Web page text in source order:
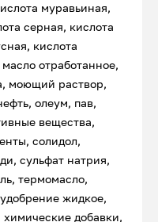
муравьиная,
серная, кислота
кислота
отработанное,
моющий раствор,
олеум, пав,
вещества,
солидол,
сульфат натрия,
термомасло,
жидкое,
добавки,